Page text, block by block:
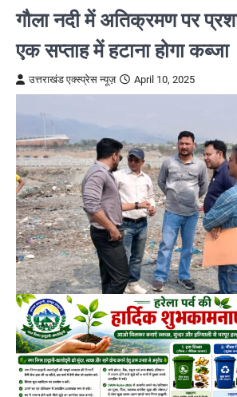
गौला नदी में अतिक्रमण पर
एक सप्ताह में हटाना होगा कब्जा
उत्तराखंड एक्स्प्रेस न्यूज़ April 10, 2025